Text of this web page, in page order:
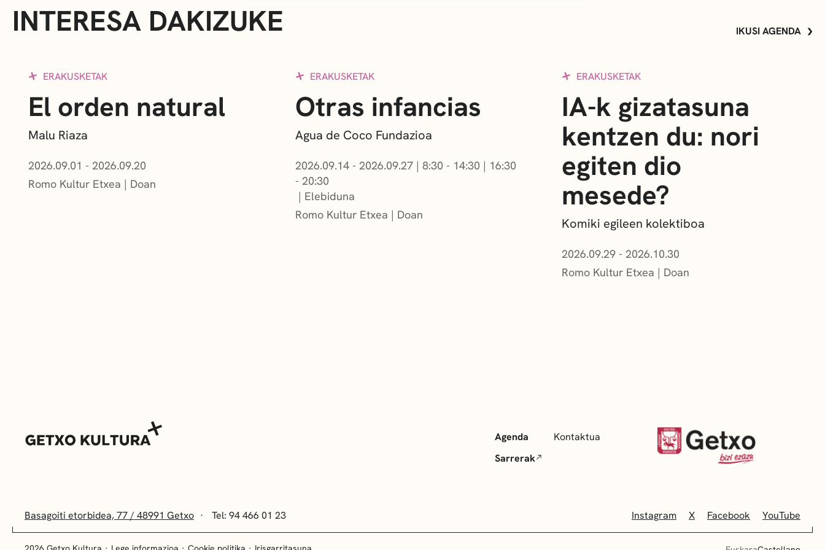
INTERESA DAKIZUKE IKUSI AGENDA
ERAKUSKETAK
El orden natural
Malu Riaza
2026.09.01 - 2026.09.20
Romo Kultur Etxea
Doan
ERAKUSKETAK
Otras infancias
Agua de Coco Fundazioa
2026.09.14 - 2026.09.27| 8:30 - 14:30 | 16:30
- 20:30
Elebiduna
Romo Kultur Etxea
Doan
ERAKUSKETAK
IA-k gizatasuna
kentzen du: nori
egiten dio
mesede?
Komiki egileen kolektiboa
2026.09.29 - 2026.10.30
Romo Kultur Etxea
Doan
Agenda
Sarrerak
Kontaktua
Basagoiti etorbidea, 77 / 48991 Getxo Tel: 94 466 01 23 Instagram X Facebook YouTube